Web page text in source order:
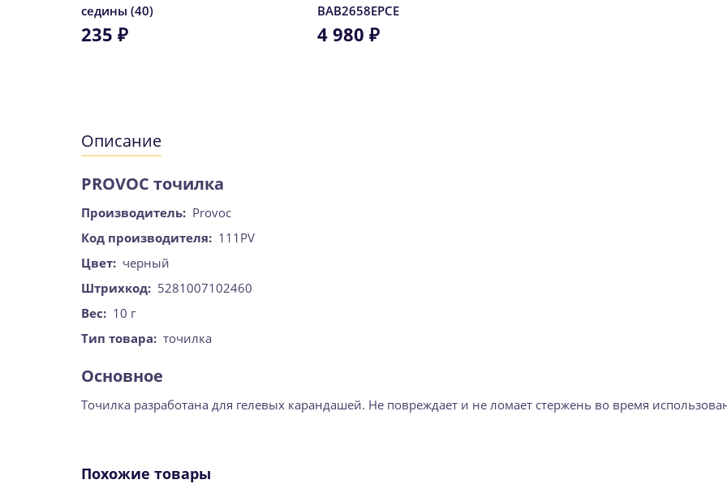
седины (40)
235 ₽
BAB2658EPCE
4 980 ₽
Описание
PROVOC точилка
Производитель: Provoc
Код производителя: 111PV
Цвет: черный
Штрихкод: 5281007102460
Вес: 10 г
Тип товара: точилка
Основное
Точилка разработана для гелевых карандашей. Не повреждает и не ломает стержень во время
Похожие товары